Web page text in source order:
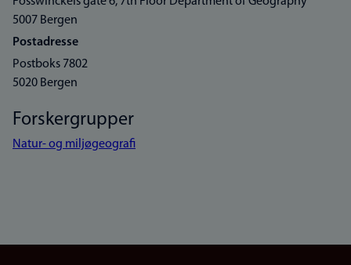
5007 Bergen
Postadresse
Postboks 7802
5020 Bergen
Forskergrupper
Natur- og miljøgeografi